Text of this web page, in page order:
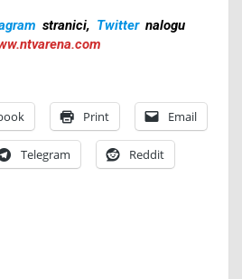
stranici, Twitter nalogu
Print Email
Telegram Reddit